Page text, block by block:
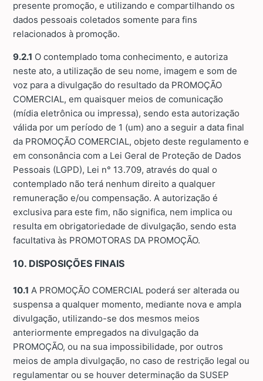
presente promoção, e utilizando e compartilhando os
dados pessoais coletados somente para fins
relacionados à promoção.
9.2.1 O contemplado toma conhecimento, e autoriza
neste ato, a utilização de seu nome, imagem e som de
voz para a divulgação do resultado da PROMOÇÃO
COMERCIAL, em quaisquer meios de comunicação
(mídia eletrônica ou impressa), sendo esta autorização
válida por um período de 1 (um) ano a seguir a data final
da PROMOÇÃO COMERCIAL, objeto deste regulamento e
em consonância com a Lei Geral de Proteção de Dados
Pessoais (LGPD), Lei n° 13.709, através do qual o
contemplado não terá nenhum direito a qualquer
remuneração e/ou compensação. A autorização é
exclusiva para este fim, não significa, nem implica ou
resulta em obrigatoriedade de divulgação, sendo esta
facultativa às PROMOTORAS DA PROMOÇÃO.
10. DISPOSIÇÕES FINAIS
10.1 A PROMOÇÃO COMERCIAL poderá ser alterada ou
suspensa a qualquer momento, mediante nova e ampla
divulgação, utilizando-se dos mesmos meios
anteriormente empregados na divulgação da
PROMOÇÃO, ou na sua impossibilidade, por outros
meios de ampla divulgação, no caso de restrição legal ou
regulamentar ou se houver determinação da SUSEP